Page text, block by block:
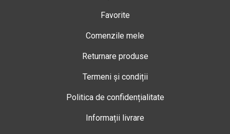
Favorite
Comenzile mele
Returnare produse
Termeni și condiții
Politica de confidențialitate
Informații livrare